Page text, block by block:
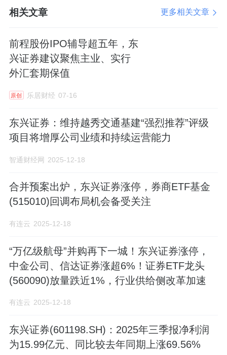
相关文章 更多相关文章
前程股份IPO辅导超五年，东
兴证券建议聚焦主业、实行
外汇套期保值
原创 乐居财经 07-16
东兴证券：维持越秀交通基建“强烈推荐”评级
项目将增厚公司业绩和持续运营能力
智通财经网 2025-12-18
合并预案出炉，东兴证券涨停，券商ETF基金
(515010)回调布局机会备受关注
有连云 2025-12-18
“万亿级航母”并购再下一城！东兴证券涨停，
中金公司、信达证券涨超6%！证券ETF龙头
(560090)放量跌近1%，行业供给侧改革加速
有连云 2025-12-18
东兴证券(601198.SH)：2025年三季报净利润
为15.99亿元、同比较去年同期上涨69.56%